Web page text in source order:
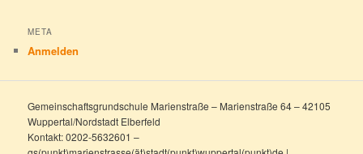
META
Anmelden
Gemeinschaftsgrundschule Marienstraße – Marienstraße 64 – 42105
Wuppertal/Nordstadt Elberfeld
Kontakt: 0202-5632601 –